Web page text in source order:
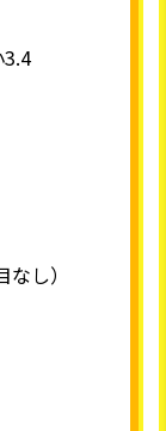
し）